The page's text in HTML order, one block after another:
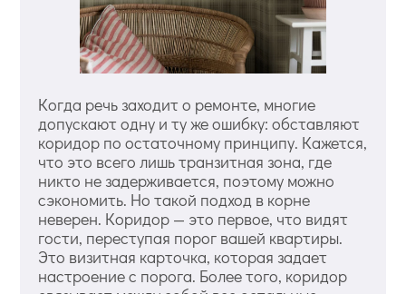
Когда речь заходит о ремонте, многие
допускают одну и ту же ошибку: обставляют
коридор по остаточному принципу. Кажется,
что это всего лишь транзитная зона, где
никто не задерживается, поэтому можно
сэкономить. Но такой подход в корне
неверен. Коридор — это первое, что видят
гости, переступая порог вашей квартиры.
Это визитная карточка, которая задает
настроение с порога. Более того, коридор